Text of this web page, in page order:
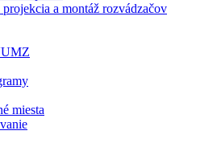
a montáž rozvádzačov
miesta